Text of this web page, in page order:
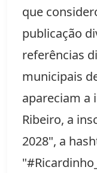
que
publicação
referências
municipais
apareciam a
Ribeiro, a
2028", a